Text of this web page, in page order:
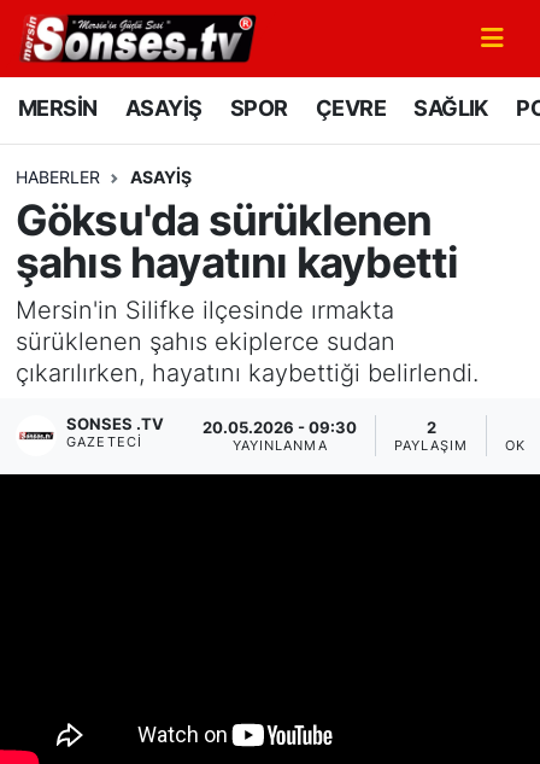
MERSİN ASAYİŞ SPOR ÇEVRE SAĞLIK
HABERLER ASAYİŞ
Göksu'da sürüklenen
şahıs hayatını kaybetti
Mersin'in Silifke ilçesinde ırmakta
sürüklenen şahıs ekiplerce sudan
çıkarılırken, hayatını kaybettiği belirlendi.
SONSES .TV
GAZETECI
20.05.2026 - 09:30
YAYINLANMA
2
PAYLAŞIM
MERSİN
SPOR
GÜNÜN MANŞETİ
DÜNYA
Mersin Nöbetçi Eczaneler
Mersin Namaz Vakitleri
Mersin Trafik Yoğunluk Haritası
Süper Lig Puan Durumu ve Fikstür